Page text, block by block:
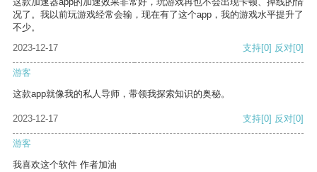
况了。我以前玩游戏经常会输，现在有了这个app，我的游戏水平提升了
不少。
2023-12-17
支持[0] 反对[0]
游客
这款app就像我的私人导师，带领我探索知识的奥秘。
2023-12-17 支持[0] 反对[0]
游客
我喜欢这个软件 作者加油